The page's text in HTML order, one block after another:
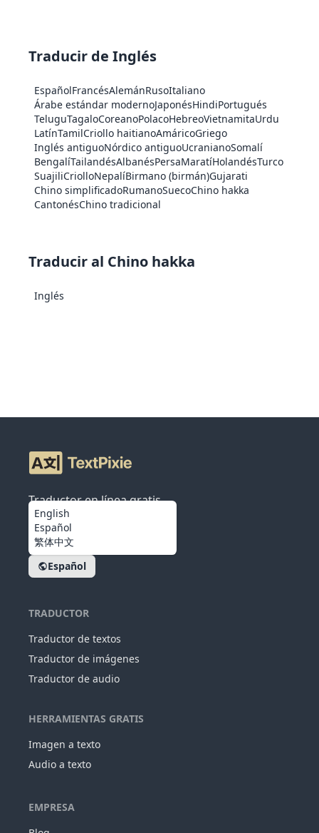
Traducir de Inglés
EspañolFrancésAlemánRusoItaliano
Árabe estándar modernoJaponésHindiPortugués
TeluguTagaloCoreanoPolacoHebreoVietnamitaUrdu
LatínTamilCriollo haitianoAmáricoGriego
Inglés antiguoNórdico antiguoUcranianoSomalí
BengalíTailandésAlbanésPersaMaratíHolandésTurco
SuajiliCriolloNepalíBirmano (birmán)Gujarati
Chino simplificadoRumanoSuecoChino hakka
CantonésChino tradicional
Traducir al Chino hakka
Inglés
Traductor en línea gratis
Español
English
Español
繁体中文
TRADUCTOR
Traductor de textos
Traductor de imágenes
Traductor de audio
HERRAMIENTAS GRATIS
Imagen a texto
Audio a texto
EMPRESA